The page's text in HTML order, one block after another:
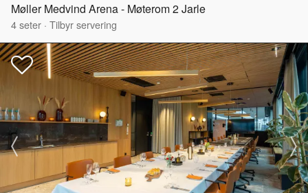
Møller Medvind Arena - Møterom 2 Jarle
4seter · Tilbyr servering